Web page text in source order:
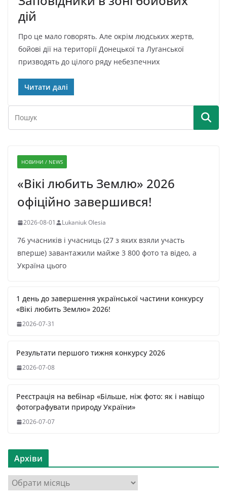
дій
Про це мало говорять. Але окрім людських жертв,
бойові дії на території Донецької та Луганської
призводять до цілого ряду небезпечних
Читати далі
НОВИНИ / NEWS
«Вікі любить Землю» 2026
офіційно завершився!
2026-08-01 Lukaniuk Olesia
76 учасників і учасниць (27 з яких взяли участь
вперше) завантажили майже 3 800 фото та відео, а
Україна цього
1 день до завершення української частини конкурсу
«Вікі любить Землю» 2026!
2026-07-31
Результати першого тижня конкурсу 2026
2026-07-08
Реєстрація на вебінар «Більше, ніж фото: як і навіщо
фотографувати природу України»
2026-07-07
Архіви
р